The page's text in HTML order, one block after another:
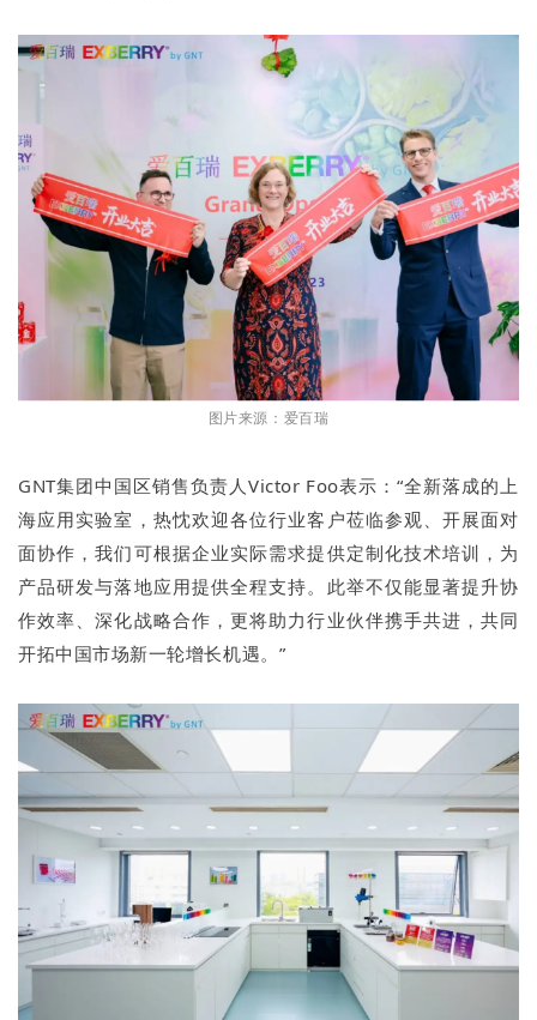
图片来源：爱百瑞
GNT集团中国区销售负责人Victor Foo表示：“全新落成的上
海应用实验室，热忱欢迎各位行业客户莅临参观、开展面对
面协作，我们可根据企业实际需求提供定制化技术培训，为
产品研发与落地应用提供全程支持。此举不仅能显著提升协
作效率、深化战略合作，更将助力行业伙伴携手共进，共同
开拓中国市场新一轮增长机遇。”